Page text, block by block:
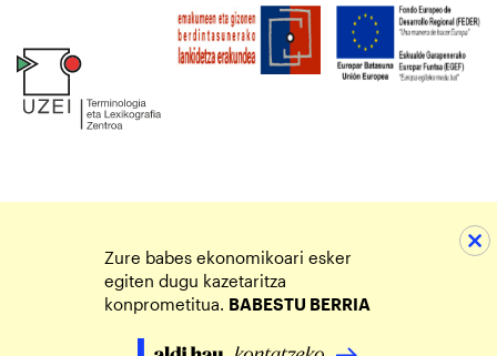
Zure babes ekonomikoari esker
egiten dugu kazetaritza
konprometitua. BABESTU BERRIA